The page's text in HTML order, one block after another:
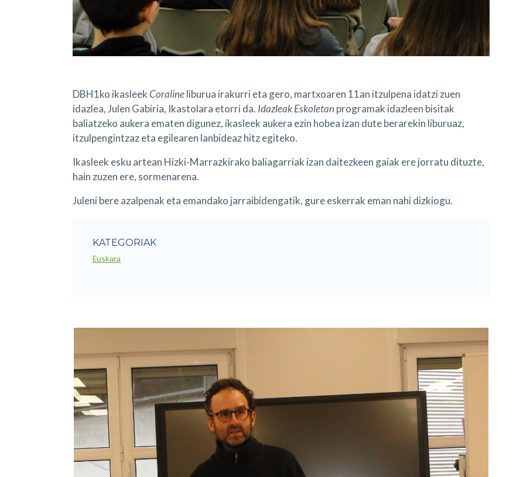
DBH1ko ikasleek Coralineliburua irakurri eta gero, martxoaren 11an itzulpena idatzi zuen
idazlea, Julen Gabiria, Ikastolara etorri da. Idazleak Eskoletanprogramak idazleen bisitak
baliatzeko aukera ematen digunez, ikasleek aukera ezin hobea izan dute berarekin liburuaz,
itzulpengintzaz eta egilearen lanbideaz hitz egiteko.
Ikasleek esku artean Hizki-Marrazkirako baliagarriak izan daitezkeen gaiak ere jorratu dituzte,
hain zuzen ere, sormenarena.
Juleni bere azalpenak eta emandako jarraibidengatik, gure eskerrak eman nahi dizkiogu.
KATEGORIAK
Euskara